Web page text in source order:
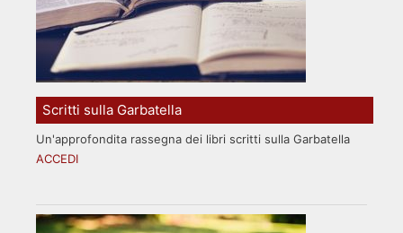
Scritti sulla Garbatella
Un'approfondita rassegna dei libri scritti sulla Garbatella
ACCEDI